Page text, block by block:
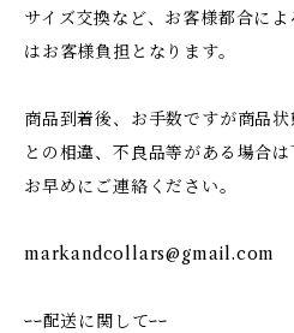
サイズ交換など、お客様都合に
はお客様負担となります。
商品到着後、お手数ですが商品
との相違、不良品等がある場合
お早めにご連絡ください。
markandcollars@gmail.com
ｰｰ配送に関してｰｰ